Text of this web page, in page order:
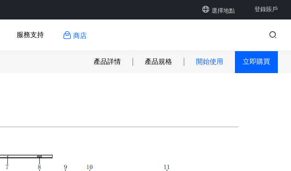
選擇地點 登錄賬戶
服務支持
商店
產品詳情 產品規格 開始使用 立即購買